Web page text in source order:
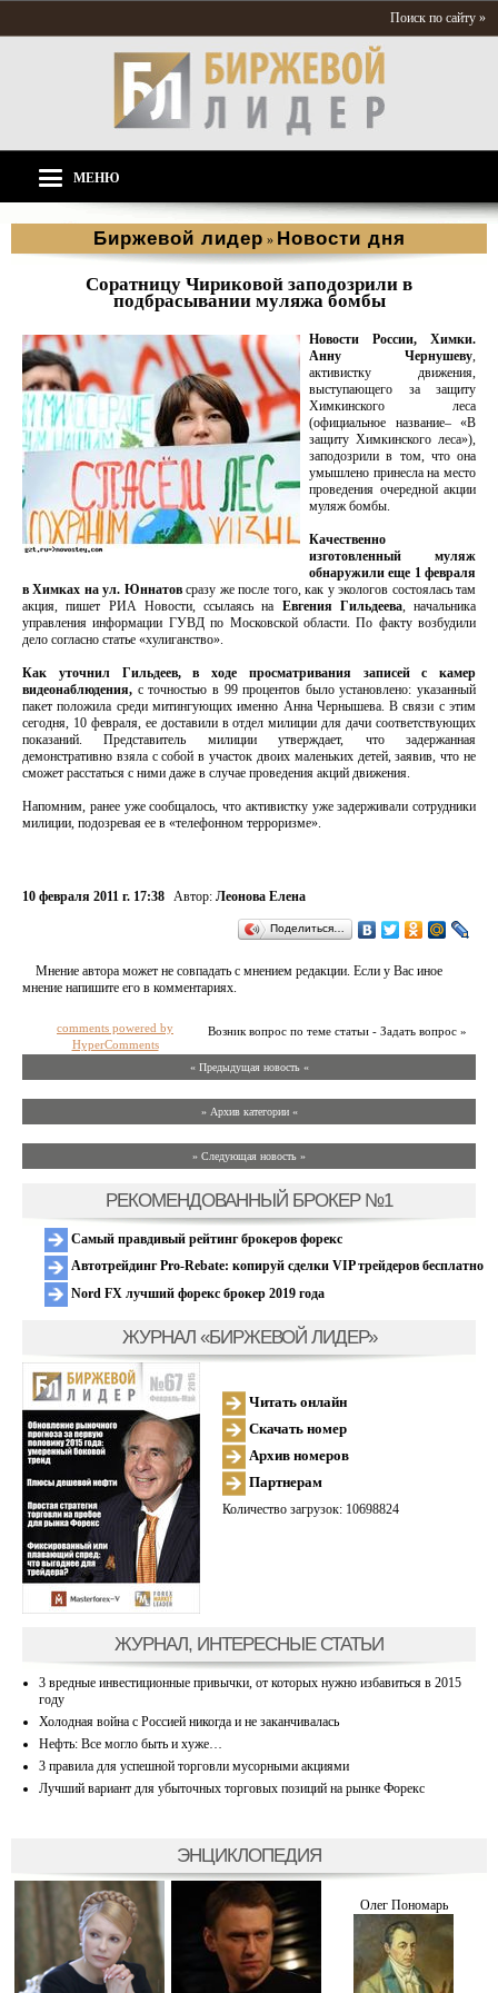
Поиск по сайту »
МЕНЮ
Биржевой лидер » Новости дня
Соратницу Чириковой заподозрили в
подбрасывании муляжа бомбы
Новости России, Химки.
Анну Чернушеву,
активистку движения,
выступающего за защиту
Химкинского леса
(официальное название– «В
защиту Химкинского леса»),
заподозрили в том, что она
умышлено принесла на место
проведения очередной акции
муляж бомбы.
Качественно
изготовленный муляж
обнаружили еще 1 февраля
в Химках на ул. Юннатовсразу же после того, как у экологов состоялась там
акция, пишет РИА Новости, ссылаясь на Евгения Гильдеева, начальника
управления информации ГУВД по Московской области. По факту возбудили
дело согласно статье «хулиганство».
Как уточнил Гильдеев, в ходе просматривания записей с камер
видеонаблюдения, с точностью в 99 процентов было установлено: указанный
пакет положила среди митингующих именно Анна Чернышева. В связи с этим
сегодня, 10 февраля, ее доставили в отдел милиции для дачи соответствующих
показаний. Представитель милиции утверждает, что задержанная
демонстративно взяла с собой в участок двоих маленьких детей, заявив, что не
сможет расстаться с ними даже в случае проведения акций движения.
Напомним, ранее уже сообщалось, что активистку уже задерживали сотрудники
милиции, подозревая ее в «телефонном терроризме».
10 февраля 2011 г. 17:38 Автор: Леонова Елена
Поделиться…
Мнение автора может не совпадать с мнением редакции. Если у Вас иное
мнение напишите его в комментариях.
Возник вопрос по теме статьи - Задать вопрос »
comments powered by
HyperComments
« Предыдущая новость «
» Архив категории «
» Следующая новость »
РЕКОМЕНДОВАННЫЙ БРОКЕР №1
Самый правдивый рейтинг брокеров форекс
Автотрейдинг Pro-Rebate: копируй сделки VIP трейдеров бесплатно
Nord FX лучший форекс брокер 2019 года
ЖУРНАЛ «БИРЖЕВОЙ ЛИДЕР»
Читать онлайн
Скачать номер
Архив номеров
Партнерам
Количество загрузок: 10698824
ЖУРНАЛ, ИНТЕРЕСНЫЕ СТАТЬИ
3 вредные инвестиционные привычки, от которых нужно избавиться в 2015
году
Холодная война с Россией никогда и не заканчивалась
Нефть: Все могло быть и хуже…
3 правила для успешной торговли мусорными акциями
Лучший вариант для убыточных торговых позиций на рынке Форекс
ЭНЦИКЛОПЕДИЯ
Олег Пономарь